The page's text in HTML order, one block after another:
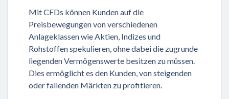
Mit CFDs können Kunden auf die
Preisbewegungen von verschiedenen
Anlageklassen wie Aktien, Indizes und
Rohstoffen spekulieren, ohne dabei die zugrunde
liegenden Vermögenswerte besitzen zu müssen.
Dies ermöglicht es den Kunden, von steigenden
oder fallenden Märkten zu profitieren.